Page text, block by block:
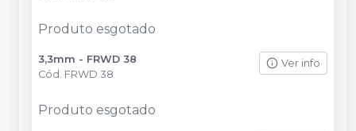
Produto esgotado
3,3mm - FRWD 38
Cód. FRWD 38
Ver info
Produto esgotado